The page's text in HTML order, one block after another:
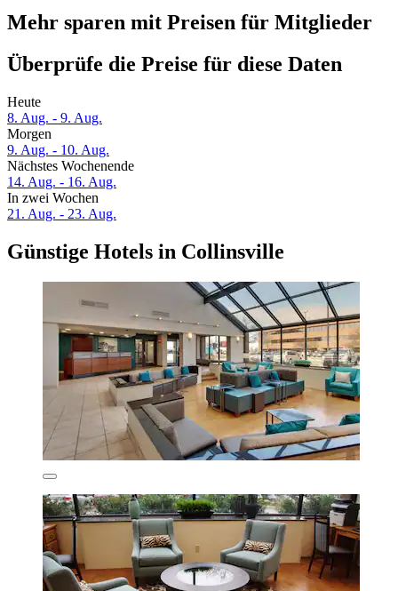
Mehr sparen mit Preisen für Mitglieder
Überprüfe die Preise für diese Daten
Heute
8. Aug. - 9. Aug.
Morgen
9. Aug. - 10. Aug.
Nächstes Wochenende
14. Aug. - 16. Aug.
In zwei Wochen
21. Aug. - 23. Aug.
Günstige Hotels in Collinsville